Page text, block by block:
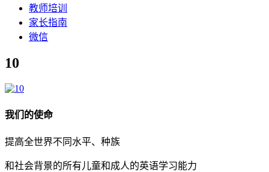
教师培训
家长指南
微信
10
我们的使命
提高全世界不同水平、种族
和社会背景的所有儿童和成人的英语学习能力